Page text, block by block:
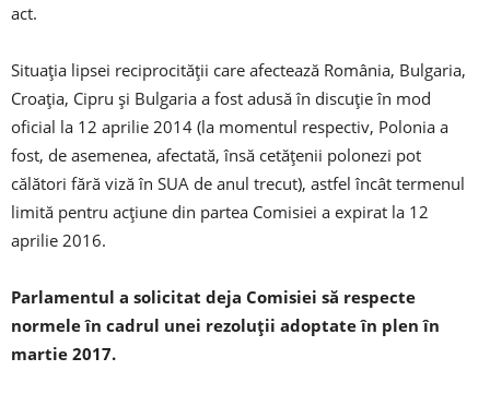
act.
Situaţia lipsei reciprocităţii care afectează România, Bulgaria,
Croaţia, Cipru şi Bulgaria a fost adusă în discuţie în mod
oficial la 12 aprilie 2014 (la momentul respectiv, Polonia a
fost, de asemenea, afectată, însă cetăţenii polonezi pot
călători fără viză în SUA de anul trecut), astfel încât termenul
limită pentru acţiune din partea Comisiei a expirat la 12
aprilie 2016.
Parlamentul a solicitat deja Comisiei să respecte
normele în cadrul unei rezoluţii adoptate în plen în
martie 2017.